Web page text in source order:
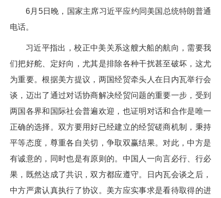
6月5日晚，国家主席习近平应约同美国总统特朗普通
电话。
习近平指出，校正中美关系这艘大船的航向，需要我
们把好舵、定好向，尤其是排除各种干扰甚至破坏，这尤
为重要。根据美方提议，两国经贸牵头人在日内瓦举行会
谈，迈出了通过对话协商解决经贸问题的重要一步，受到
两国各界和国际社会普遍欢迎，也证明对话和合作是唯一
正确的选择。双方要用好已经建立的经贸磋商机制，秉持
平等态度，尊重各自关切，争取双赢结果。对此，中方是
有诚意的，同时也是有原则的。中国人一向言必行、行必
果，既然达成了共识，双方都应遵守。日内瓦会谈之后，
中方严肃认真执行了协议。美方应实事求是看待取得的进